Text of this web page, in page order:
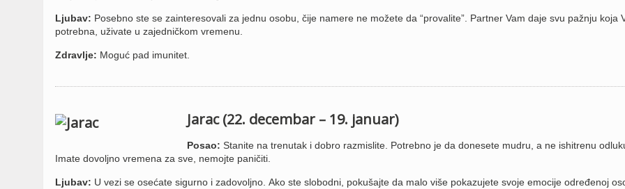
Ljubav: Posebno ste se zainteresovali za jednu osobu, čije namere ne možete da “provalite”. Partner Vam daje svu pažnju koja
potrebna, uživate u zajedničkom vremenu.
Zdravlje: Moguć pad imunitet.
Jarac (22. decembar – 19. januar)
Posao: Stanite na trenutak i dobro razmislite. Potrebno je da donesete mudru, a ne ishitrenu
Imate dovoljno vremena za sve, nemojte paničiti.
Ljubav: U vezi se osećate sigurno i zadovoljno. Ako ste slobodni, pokušajte da malo više pokazujete svoje emocije određenoj